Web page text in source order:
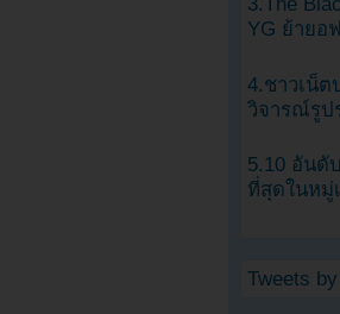
3.The
YG ย้ายอ
4.ชาวเน็ต
วิจารณ์รูป
5.10 อันดั
ที่สุดในหมู่
Tweets